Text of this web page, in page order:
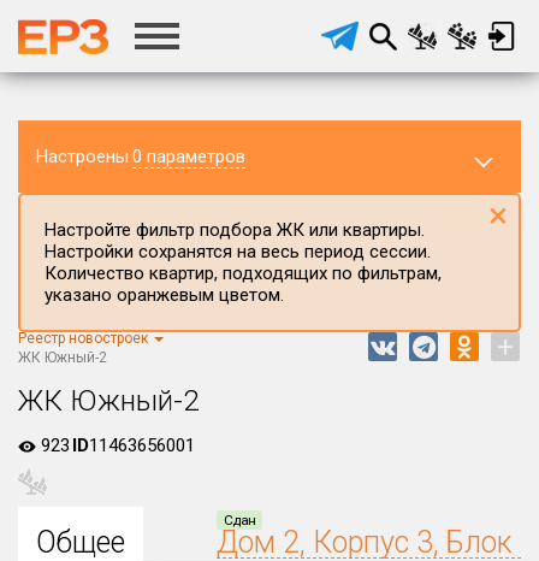
Настроены 0 параметров
Регион ЖК
Все
Населённый пункт
Настройте фильтр подбора ЖК или квартиры.
Настройки сохранятся на весь период сессии.
Количество квартир, подходящих по фильтрам,
указано оранжевым цветом.
×
Реестр новостроек
ЖК Южный-2
+
ЖК Южный-2
923 ID11463656001
Общее
Сдан
Дом 2, Корпус 3, Блок